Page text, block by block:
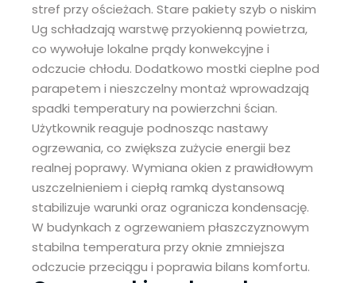
stref przy ościeżach. Stare pakiety szyb o niskim
Ug schładzają warstwę przyokienną powietrza,
co wywołuje lokalne prądy konwekcyjne i
odczucie chłodu. Dodatkowo mostki cieplne pod
parapetem i nieszczelny montaż wprowadzają
spadki temperatury na powierzchni ścian.
Użytkownik reaguje podnosząc nastawy
ogrzewania, co zwiększa zużycie energii bez
realnej poprawy. Wymiana okien z prawidłowym
uszczelnieniem i ciepłą ramką dystansową
stabilizuje warunki oraz ogranicza kondensację.
W budynkach z ogrzewaniem płaszczyznowym
stabilna temperatura przy oknie zmniejsza
odczucie przeciągu i poprawia bilans komfortu.